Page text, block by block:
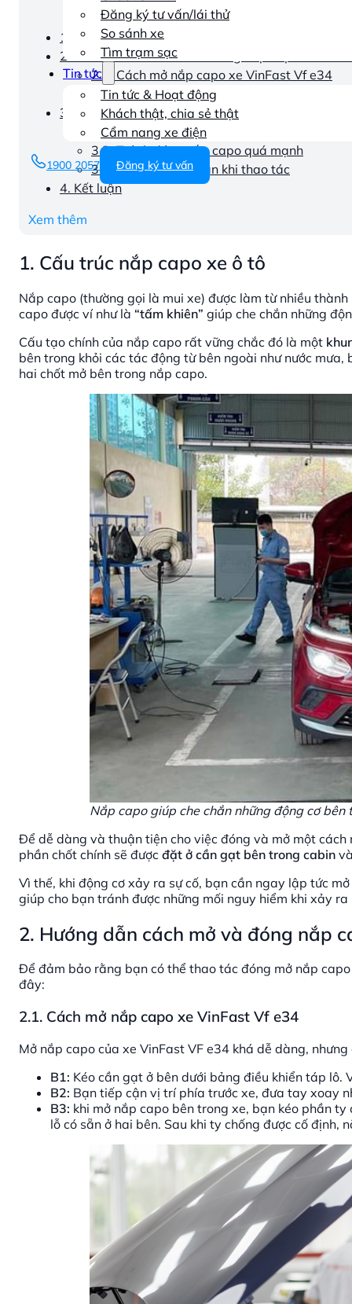
Đăng ký tư vấn/lái thử
So sánh xe
Tìm trạm sạc
Tin tức
Tin tức & Hoạt động
Khách thật, chia sẻ thật
Cẩm nang xe điện
1900 2057 Đăng ký tư vấn
1. Cấu trúc nắp capo xe ô tô
2. Hướng dẫn cách mở và đóng nắp capo của xe
2.1. Cách mở nắp capo xe VinFast Vf e34
2.2. Cách đóng nắp capo xe VinFast VF e34
3. Những lưu ý quan trọng khi sử dụng nắp capo
3.1. Bảo dưỡng định kỳ
3.2. Tránh đóng nắp capo quá mạnh
3.3. Đảm bảo an toàn khi thao tác
4. Kết luận
Xem thêm
1. Cấu trúc nắp capo xe ô tô
Nắp capo (thường gọi là mui xe) được làm từ nhiều
capo được ví như là “tấm khiên” giúp che chắn những
Cấu tạo chính của nắp capo rất vững chắc đó là một
bên trong khỏi các tác động từ bên ngoài như nước
hai chốt mở bên trong nắp capo.
Nắp capo giúp che chắn những động cơ
Để dễ dàng và thuận tiện cho việc đóng và mở một
phần chốt chính sẽ được đặt ở cần gạt bên trong cabin
Vì thế, khi động cơ xảy ra sự cố, bạn cần ngay lập tức
giúp cho bạn tránh được những mối nguy hiểm khi xảy ra
2. Hướng dẫn cách mở và đóng nắp
Để đảm bảo rằng bạn có thể thao tác đóng mở nắp
đây:
2.1. Cách mở nắp capo xe VinFast Vf e34
Mở nắp capo của xe VinFast VF e34 khá dễ dàng,
B1: Kéo cần gạt ở bên dưới bảng điều khiển táp
B2: Bạn tiếp cận vị trí phía trước xe, đưa tay xoay
B3: khi mở nắp capo bên trong xe, bạn kéo phần
lỗ có sẵn ở hai bên. Sau khi ty chống được cố